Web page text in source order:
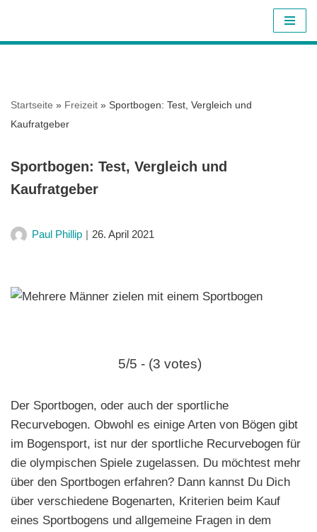
Z
l
t
p
n
Startseite » Freizeit » Sportbogen: Test, Vergleich und
Kaufratgeber
Sportbogen: Test, Vergleich und
Kaufratgeber
Paul Phillip 26. April 2021
5/5 - (3 votes)
Der Sportbogen, oder auch der sportliche
Recurvebogen. Obwohl es einige Arten von Bögen gibt
im Bogensport, ist nur der sportliche Recurvebogen für
die olympischen Spiele zugelassen. Du möchtest mehr
über den Sportbogen erfahren? Dann kannst Du Dich
über verschiedene Bogenarten, Kriterien beim Kauf
eines Sportbogens und allgemeine Fragen in dem